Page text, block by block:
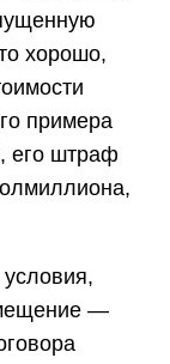
хорошо,
примера
его штраф
—